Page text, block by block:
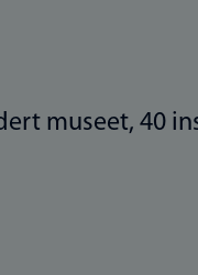
museet, 40